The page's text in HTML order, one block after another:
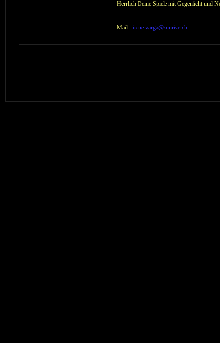
Herrlich Deine Spiele mit Gegenlicht und
Mail: irene.varga@sunrise.ch